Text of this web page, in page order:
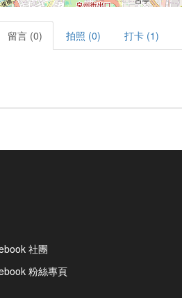
留言 (0) 拍照 (0) 打卡 (1)
社團
粉絲專頁